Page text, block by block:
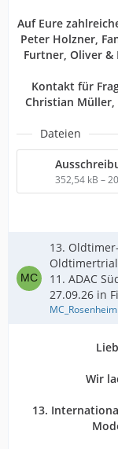
Auf Eure
Peter Holzner,
Furtner, Oliver &
Kontakt für
Christian Müller,
Dateien
352,54 kB –
13.
11. ADAC
27.09.26 in
MC_Rosenheim
Wir
13.